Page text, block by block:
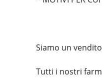
Siamo un
Tutti i nostri